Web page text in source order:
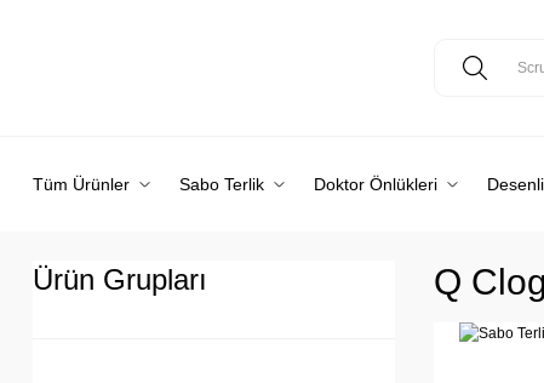
Tüm Ürünler Sabo Terlik Doktor Önlükleri
Ürün Grupları Q